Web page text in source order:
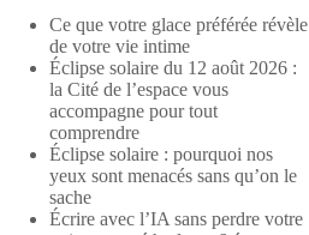
Ce que votre glace préférée révèle
de votre vie intime
Éclipse solaire du 12 août 2026 :
la Cité de l’espace vous
accompagne pour tout
comprendre
Éclipse solaire : pourquoi nos
yeux sont menacés sans qu’on le
sache
Écrire avec l’IA sans perdre votre